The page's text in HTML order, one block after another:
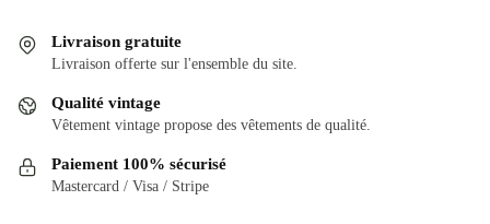
variations.
peuvent
choisies
Livraison gratuite
Livraison offerte sur l'ensemble du site.
Qualité vintage
Vêtement vintage propose des vêtements de qualité.
Paiement 100% sécurisé
Mastercard / Visa / Stripe